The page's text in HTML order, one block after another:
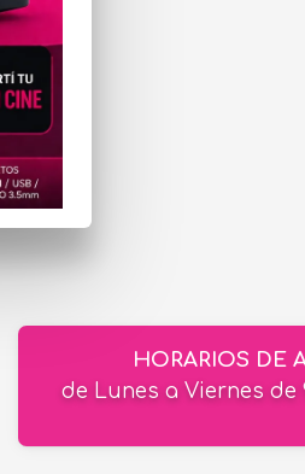
HORARIOS DE
de Lunes a Viernes de